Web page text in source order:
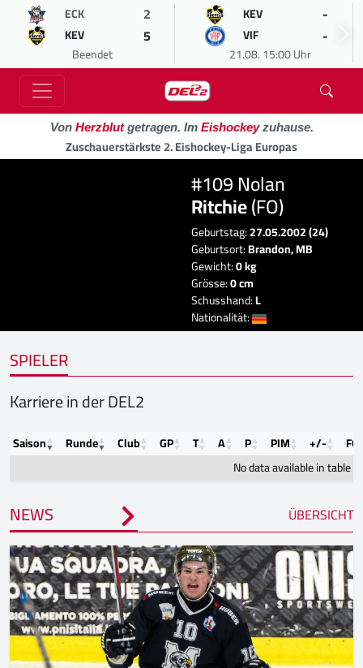
ECK 2
KEV 5
Beendet
KEV -
VIF -
21.08. 15:00 Uhr
Von Herzblutgetragen. Im Eishockeyzuhause.
Zuschauerstärkste 2. Eishockey-Liga Europas
#109 Nolan
Ritchie(FO)
Geburtstag:27.05.2002 (24)
Geburtsort:Brandon, MB
Gewicht:0 kg
Grösse:0 cm
Schusshand:L
Nationalität:
SPIELER
Karriere in der DEL2
Saison Runde Club GP T A P PIM +/-
No data available in table
NEWS ÜBERSICHT